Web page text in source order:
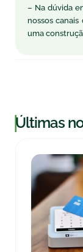
– Na dúvida
nossos
uma
|Últimas